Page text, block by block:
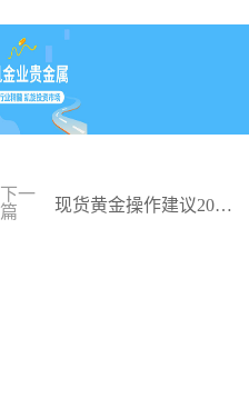
下一
篇
现货黄金操作建议2023